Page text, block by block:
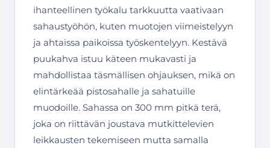
ihanteellinen työkalu tarkkuutta vaativaan
sahaustyöhön, kuten muotojen viimeistelyyn
ja ahtaissa paikoissa työskentelyyn. Kestävä
puukahva istuu käteen mukavasti ja
mahdollistaa täsmällisen ohjauksen, mikä on
elintärkeää pistosahalle ja sahatuille
muodoille. Sahassa on 300 mm pitkä terä,
joka on riittävän joustava mutkittelevien
leikkausten tekemiseen mutta samalla